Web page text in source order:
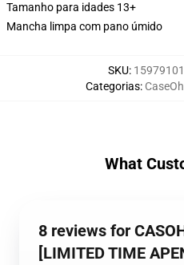
Tamanho para idades 13+
Mancha limpa com pano úmido
SKU:
Categorias:
What
8 reviews for
[LIMITED TIME